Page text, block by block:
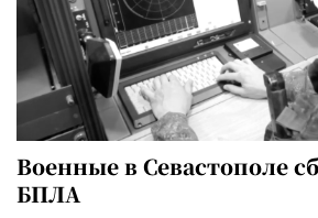
Военные в Севастополе
БПЛА